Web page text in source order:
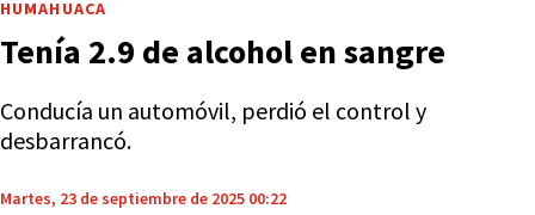
HUMAHUACA
Tenía 2.9 de alcohol en sangre
Conducía un automóvil, perdió el control y
desbarrancó.
Martes, 23 de septiembre de 2025 00:22